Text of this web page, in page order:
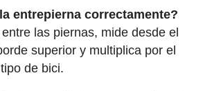
entrepierna correctamente?
las piernas, mide desde el
superior y multiplica por el
de bici.